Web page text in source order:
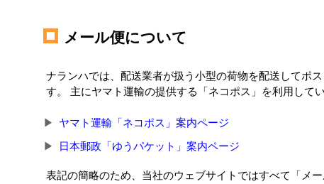
メール便について
ナランハでは、配送業者が扱う小型の荷物を配送してポ
す。 主にヤマト運輸の提供する「ネコポス」を利用してい
ヤマト運輸「ネコポス」案内ページ
日本郵政「ゆうパケット」案内ページ
表記の簡略のため、当社のウェブサイトではすべて「メ